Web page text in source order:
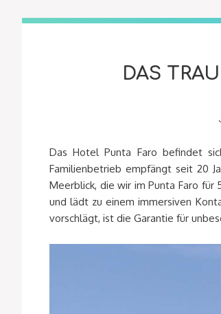
DAS
Das Hotel Punta Faro befindet
Familienbetrieb empfängt seit 20
Meerblick, die wir im Punta Faro
und lädt zu einem immersiven
vorschlägt, ist die Garantie für